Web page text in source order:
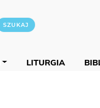
LITURGIA